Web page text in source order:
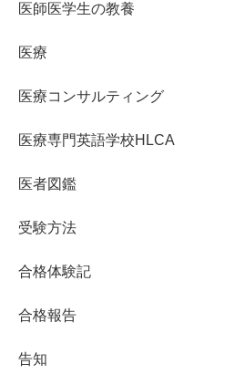
医師医学生の教養
医療
医療コンサルティング
医療専門英語学校HLCA
医者図鑑
受験方法
合格体験記
合格報告
告知